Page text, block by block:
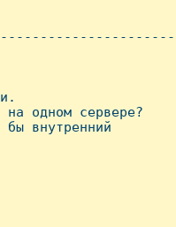
на одном сервере?
внутренний